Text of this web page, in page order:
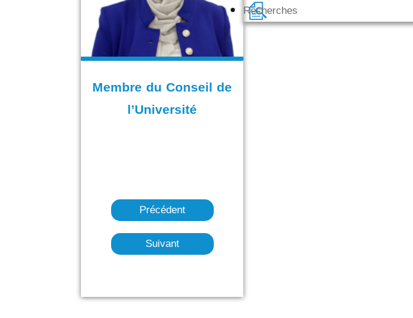
Membre du Conseil de
l’Université
Précédent
Suivant
Recherches